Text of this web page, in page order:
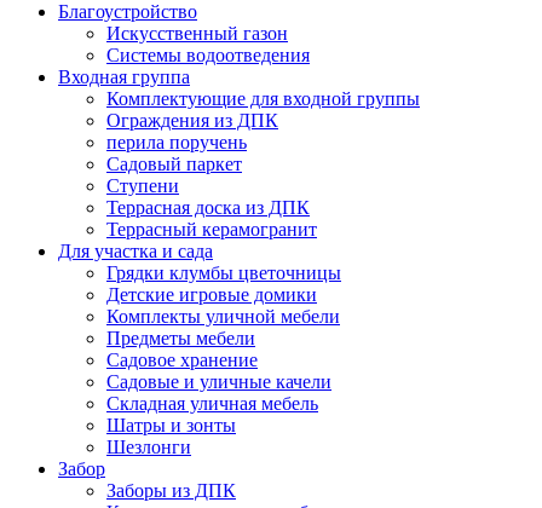
Благоустройство
Искусственный газон
Системы водоотведения
Входная группа
Комплектующие для входной группы
Ограждения из ДПК
перила поручень
Садовый паркет
Ступени
Террасная доска из ДПК
Террасный керамогранит
Для участка и сада
Грядки клумбы цветочницы
Детские игровые домики
Комплекты уличной мебели
Предметы мебели
Садовое хранение
Садовые и уличные качели
Складная уличная мебель
Шатры и зонты
Шезлонги
Забор
Заборы из ДПК